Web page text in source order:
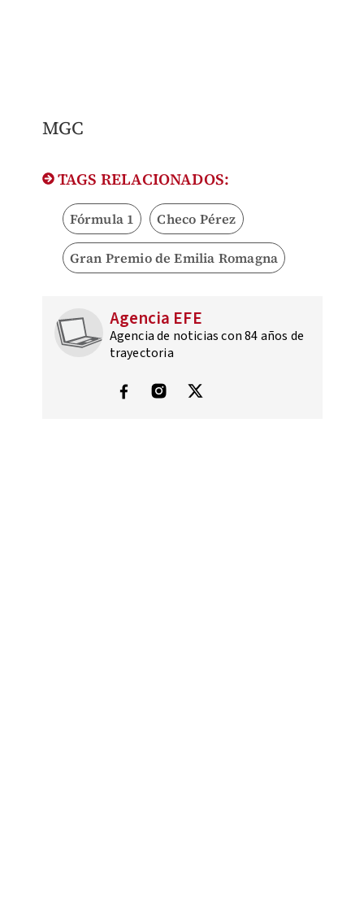
MGC
TAGS RELACIONADOS:
Fórmula 1 Checo Pérez
Gran Premio de Emilia Romagna
Agencia EFE
Agencia de noticias con 84 años de
trayectoria